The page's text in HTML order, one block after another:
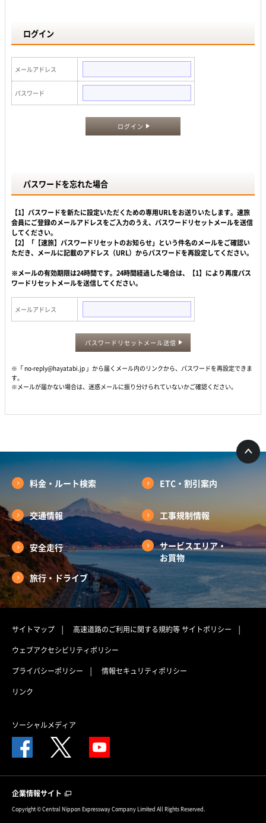
ログイン
メールアドレス
パスワード
ログイン
パスワードを忘れた場合
【1】パスワードを新たに設定いただくための専用URLをお送りいたします。速旅
会員にご登録のメールアドレスをご入力のうえ、パスワードリセットメールを送信
してください。
【2】「【速旅】パスワードリセットのお知らせ」という件名のメールをご確認い
ただき、メールに記載のアドレス（URL）からパスワードを再設定してください。
※メールの有効期限は24時間です。24時間経過した場合は、【1】により再度パス
ワードリセットメールを送信してください。
メールアドレス
パスワードリセットメール送信
※「 no-reply@hayatabi.jp 」から届くメール内のリンクから、パスワードを再設定できま
す。
※メールが届かない場合は、迷惑メールに振り分けられていないかご確認ください。
料金・ルート検索 ETC・割引案内
交通情報 工事規制情報
安全走行
サービスエリア・
お買物
旅行・ドライブ
サイトマップ 高速道路のご利用に関する規約等サイトポリシー
ウェブアクセシビリティポリシー
プライバシーポリシー
情報セキュリティポリシー
リンク
ソーシャルメディア
企業情報サイト
Copyright © Central Nippon Expressway Company Limited All Rights Reserved.